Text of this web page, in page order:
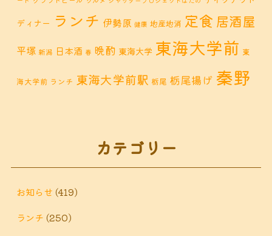
ディナー ランチ 伊勢原 健康 地産地消 定食 居酒屋
平塚 新潟 日本酒 春 晩酌 東海大学 東海大学前 東
海大学前 ランチ 東海大学前駅 栃尾 栃尾揚げ 秦野
鶴巻 カフェ
ィナー鶴巻 ランチ
泉鶴巻温泉駅
カテゴリー
お知らせ (419)
ランチ (250)